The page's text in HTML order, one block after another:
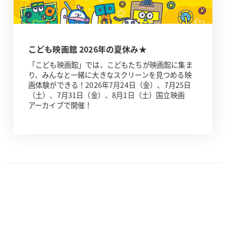
こども映画館 2026年の夏休み★
「こども映画館」では、こどもたちが映画館に集ま
り、みんなと一緒に大きなスクリーンを見つめる映
画体験ができる！2026年7月24日（金）、7月25日
（土）、7月31日（金）、8月1日（土）国立映画
アーカイブで開催！